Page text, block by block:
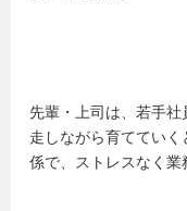
先輩・上司は、若手
走しながら育ててい
係で、ストレスなく業